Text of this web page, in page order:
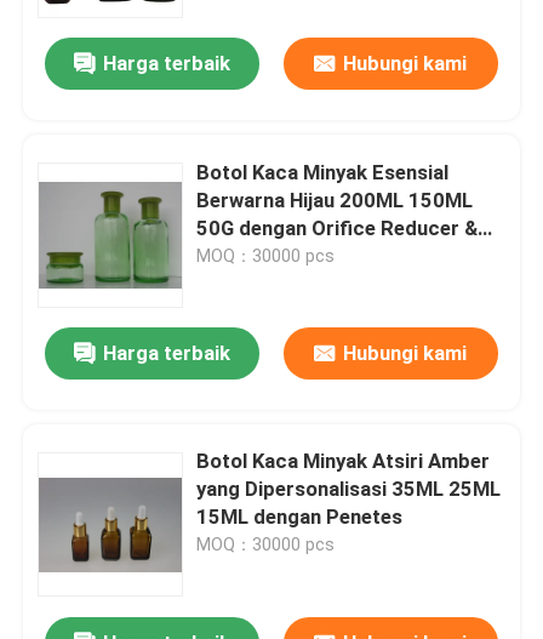
Harga terbaik Hubungi kami
Botol Kaca Minyak Esensial
Berwarna Hijau 200ML 150ML
50G dengan Orifice Reducer &
Cap
MOQ：30000 pcs
Harga terbaik Hubungi kami
Botol Kaca Minyak Atsiri Amber
yang Dipersonalisasi 35ML 25ML
15ML dengan Penetes
MOQ：30000 pcs